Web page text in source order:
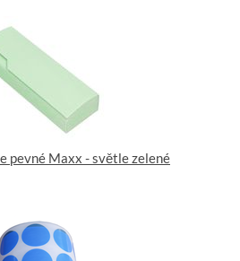
pevné Maxx - světle zelené